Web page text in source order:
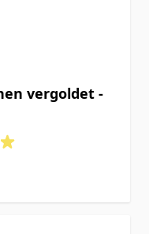
vergoldet -